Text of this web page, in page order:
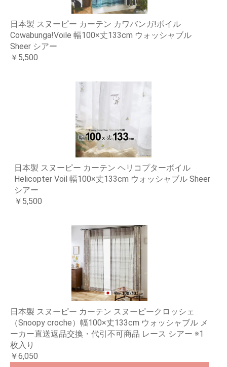
日本製 スヌーピー カーテン カワバンガ!ボイル
Cowabunga!Voile 幅100×丈133cm ウォッシャブル
Sheer シアー
￥5,500
日本製 スヌーピー カーテン ヘリコプターボイル
Helicopter Voil 幅100×丈133cm ウォッシャブル Sheer
シアー
￥5,500
日本製 スヌーピー カーテン スヌーピークロッシェ
（Snoopy croche）幅100×丈133cm ウォッシャブル メ
ーカー直送返品交換・代引不可商品 レース シアー ※1
枚入り
￥6,050